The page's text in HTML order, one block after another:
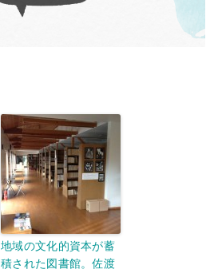
地域の文化的資本が蓄
積された図書館。佐渡